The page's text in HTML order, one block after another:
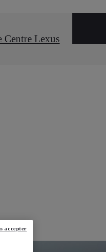
Centre Lexus
accepter